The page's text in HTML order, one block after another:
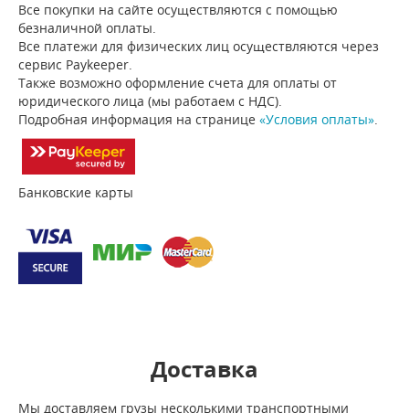
Все покупки на сайте осуществляются с помощью
безналичной оплаты.
Все платежи для физических лиц осуществляются через
сервис Paykeeper.
Также возможно оформление счета для оплаты от
юридического лица (мы работаем с НДС).
Подробная информация на странице «Условия оплаты».
Банковские карты
Доставка
Мы доставляем грузы несколькими транспортными